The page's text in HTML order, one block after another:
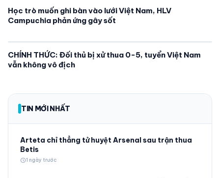
Học trò muốn ghi bàn vào lưới Việt Nam, HLV
Campuchia phản ứng gây sốt
CHÍNH THỨC: Đối thủ bị xử thua 0-5, tuyển Việt Nam
vẫn không vô địch
TIN MỚI NHẤT
Arteta chỉ thẳng tử huyệt Arsenal sau trận thua
Betis
schedule1 ngày trước